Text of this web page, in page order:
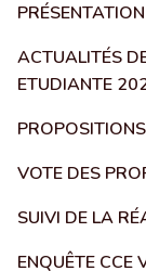
PRÉSENTATION
ACTUALITÉS
ETUDIANTE
VOTE DES
SUIVI DE LA
ENQUÊTE CCE